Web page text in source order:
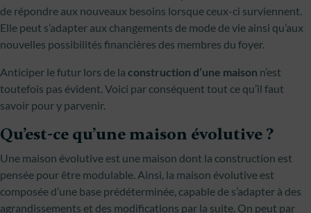
de répondre aux nouveaux besoins lorsque ceux-ci surviennent.
Elle peut s’adapter aux changements de mode de vie ainsi qu’aux
nouvelles possibilités financières des membres du foyer.
Anticiper le futur lors de la construction d’une maison n’est
toutefois pas évident. Voici par conséquent tout ce qu’il faut
savoir pour y parvenir.
Qu’est-ce qu’une maison évolutive ?
Une maison évolutive est une maison dont la construction est
pensée pour être modulable. Ainsi, la maison évolutive est
composée d’une base prédéterminée, capable de s’adapter à des
agrandissements et des modifications par la suite. On peut par